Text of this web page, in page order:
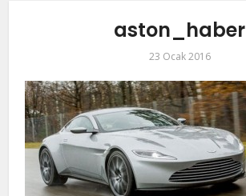
aston_haber
23 Ocak 2016